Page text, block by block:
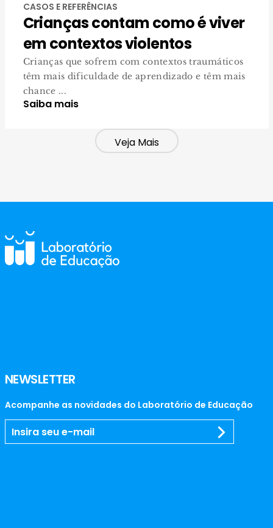
CASOS E REFERÊNCIAS
Crianças contam como é viver
em contextos violentos
Crianças que sofrem com contextos traumáticos
têm mais dificuldade de aprendizado e têm mais
chance ...
Saiba mais
Veja Mais
NEWSLETTER
Acompanhe as novidades do Laboratório de Educação